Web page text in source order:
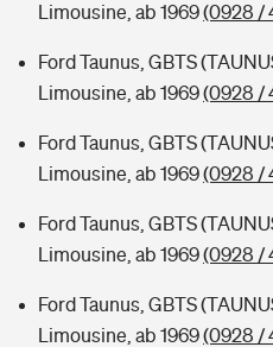
Limousine, ab 1969(0928 /
Ford Taunus, GBTS
Limousine, ab 1969(0928 /
Ford Taunus, GBTS
Limousine, ab 1969(0928 /
Ford Taunus, GBTS
Limousine, ab 1969(0928 /
Ford Taunus, GBTS
Limousine, ab 1969(0928 /